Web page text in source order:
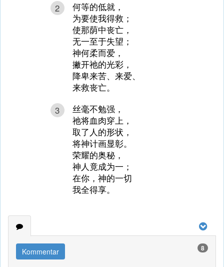
2
何等的低就，
为要使我得救；
使那荫中丧亡，
无一至于失望；
神何柔而爱，
撇开祂的光彩，
降卑来苦、来爱、
来救丧亡。
3
丝毫不勉强，
祂将血肉穿上，
取了人的形状，
将神计画显彰。
荣耀的奥秘，
神人竟成为一；
在你，神的一切
我全得享。
Kommentar 8